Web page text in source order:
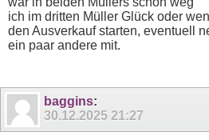
ich im dritten Müller Glück oder
den Ausverkauf starten, eventuell
ein paar andere mit.
baggins:
30.12.2025 21:27